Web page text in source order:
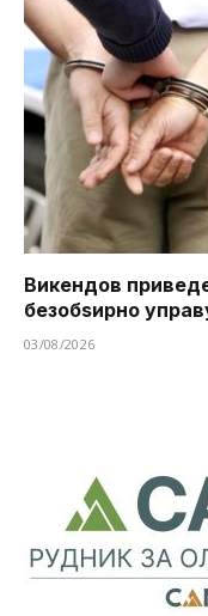
Викендов
безобѕирно
03/08/2026